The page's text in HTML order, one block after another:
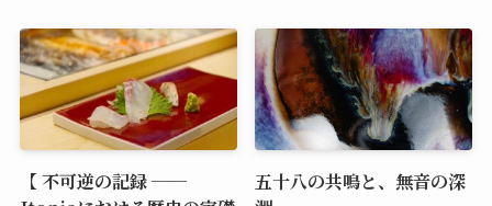
【 不可逆の記録 ──
五十八の共鳴と、無音の深